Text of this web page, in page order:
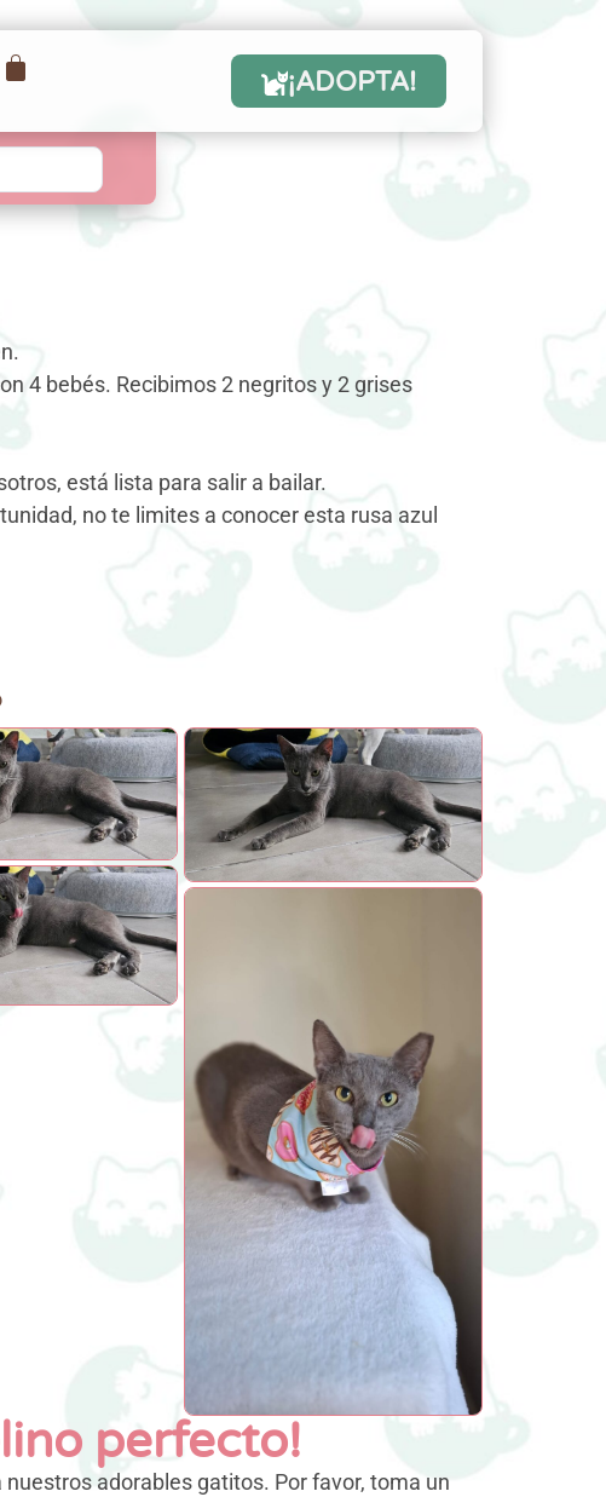
¡ADOPTA!
4 bebés. Recibimos 2 negritos y 2 grises
está lista para salir a bailar.
no te limites a conocer esta rusa azul
perfecto!
adorables gatitos. Por favor, toma un